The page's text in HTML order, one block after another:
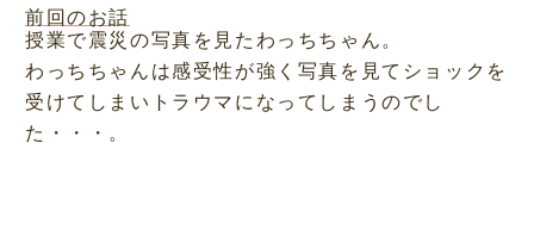
前回のお話
授業で震災の写真を見たわっちちゃん。
わっちちゃんは感受性が強く写真を見てショックを
受けてしまいトラウマになってしまうのでし
た・・・。